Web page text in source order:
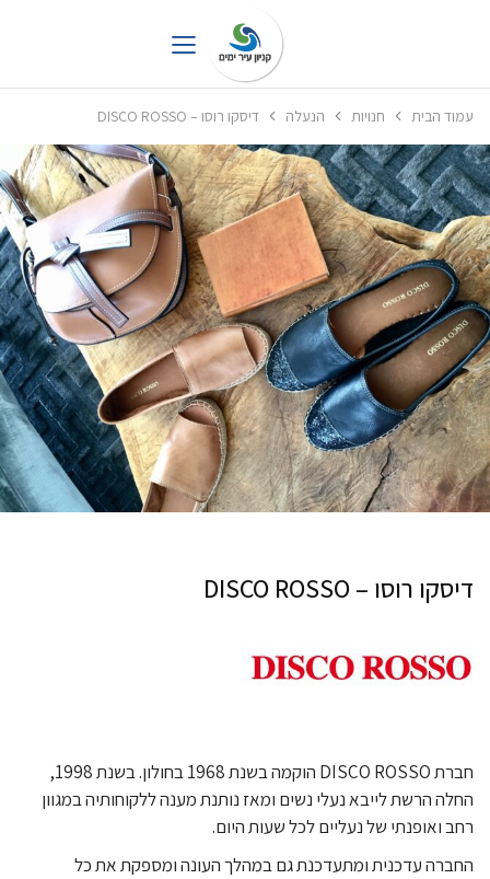
עמוד הבית חנויות הנעלה דיסקו רוסו – DISCO ROSSO
דיסקו רוסו – DISCO ROSSO
חברתDISCO ROSSO
הוקמה בשנת 1968 בחולון. בשנת 1998,
החלה הרשת לייבא נעלי נשים ומאז נותנת מענה ללקוחותיה במגוון
רחב ואופנתי של נעליים לכל שעות היום.
החברה עדכנית ומתעדכנת גם במהלך העונה ומספקת את כל